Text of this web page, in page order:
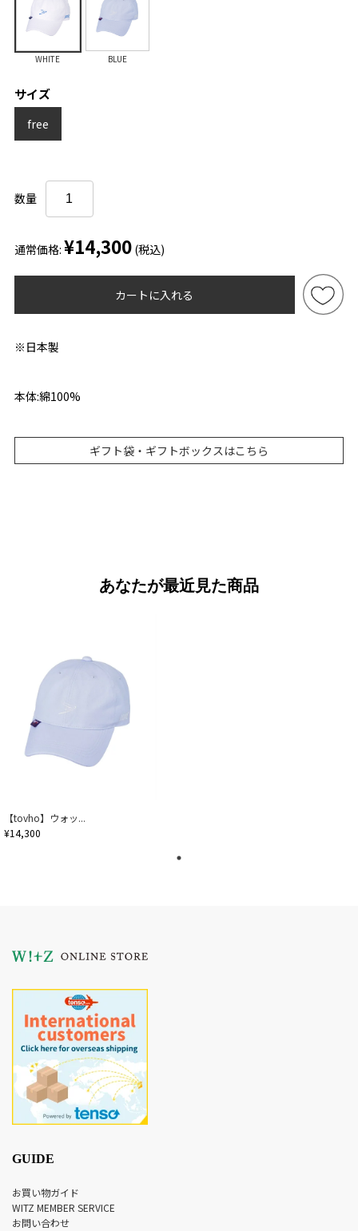
WHITE BLUE
サイズ
free
数量
通常価格: ¥14,300 (税込)
カートに入れる
※日本製
本体:綿100%
ギフト袋・ギフトボックスはこちら
あなたが最近見た商品
【tovho】ウォッ...
¥14,300
GUIDE
お買い物ガイド
WITZ MEMBER SERVICE
お問い合わせ